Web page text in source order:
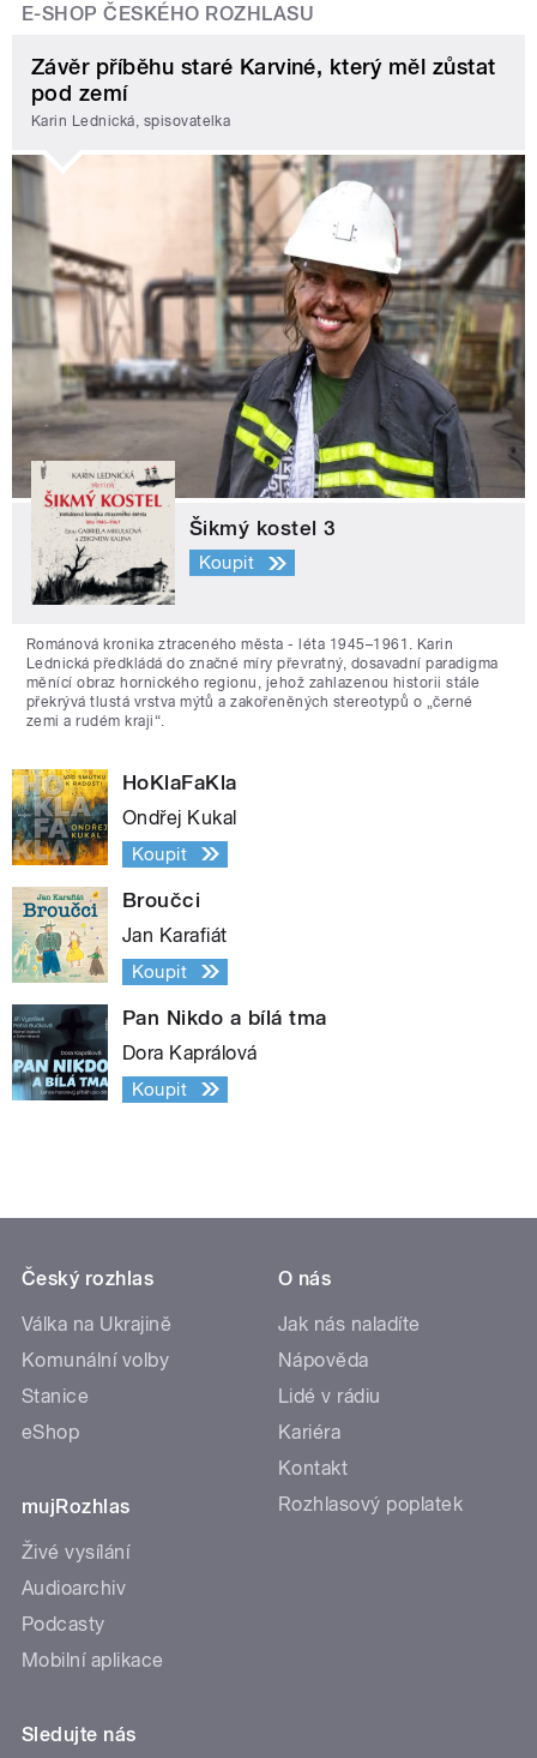
E-SHOP ČESKÉHO ROZHLASU
Závěr příběhu staré Karviné, který měl zůstat
pod zemí
Karin Lednická, spisovatelka
Šikmý kostel 3
Koupit
Románová kronika ztraceného města - léta 1945–1961. Karin
Lednická předkládá do značné míry převratný, dosavadní paradigma
měnící obraz hornického regionu, jehož zahlazenou historii stále
překrývá tlustá vrstva mýtů a zakořeněných stereotypů o „černé
zemi a rudém kraji“.
HoKlaFaKla
Ondřej Kukal
Koupit
Broučci
Jan Karafiát
Koupit
Pan Nikdo a bílá tma
Dora Kaprálová
Koupit
Český rozhlas
Válka na Ukrajině
Komunální volby
Stanice
eShop
mujRozhlas
Živé vysílání
Audioarchiv
Podcasty
Mobilní aplikace
O nás
Jak nás naladíte
Nápověda
Lidé v rádiu
Kariéra
Kontakt
Rozhlasový poplatek
Sledujte nás